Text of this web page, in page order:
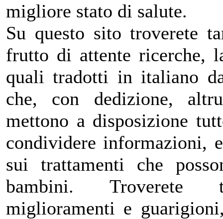
migliore stato di salute.
Su questo sito troverete
frutto di attente ricerche,
quali tradotti in italiano
che, con dedizione,
mettono a disposizione
condividere informazioni,
sui trattamenti che
bambini. Troverete
miglioramenti e